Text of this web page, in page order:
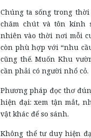
Chúng ta sống trong
chăm chút và tôn kính
nhiênvào thời nơimỗi
còn phù hợp với “nhu
cũng thế. Muốn Khu
cần phải có người nhổ cỏ.
Phương pháp đọc thơ
hiện đại: xem tận mắt,
vật khác để so sánh.
Không thể tư duy hiện